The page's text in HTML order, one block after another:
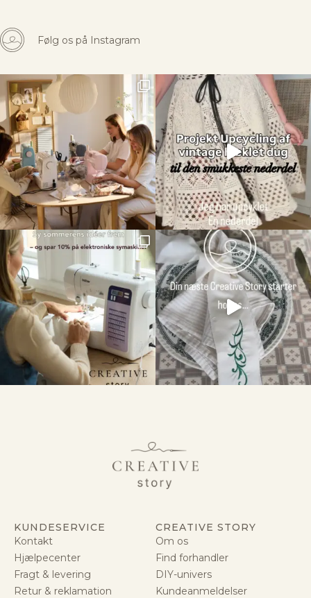
Følg os på Instagram
KUNDESERVICE
Kontakt
Hjælpecenter
Fragt & levering
Retur & reklamation
CREATIVE STORY
Om os
Find forhandler
DIY-univers
Kundeanmeldelser